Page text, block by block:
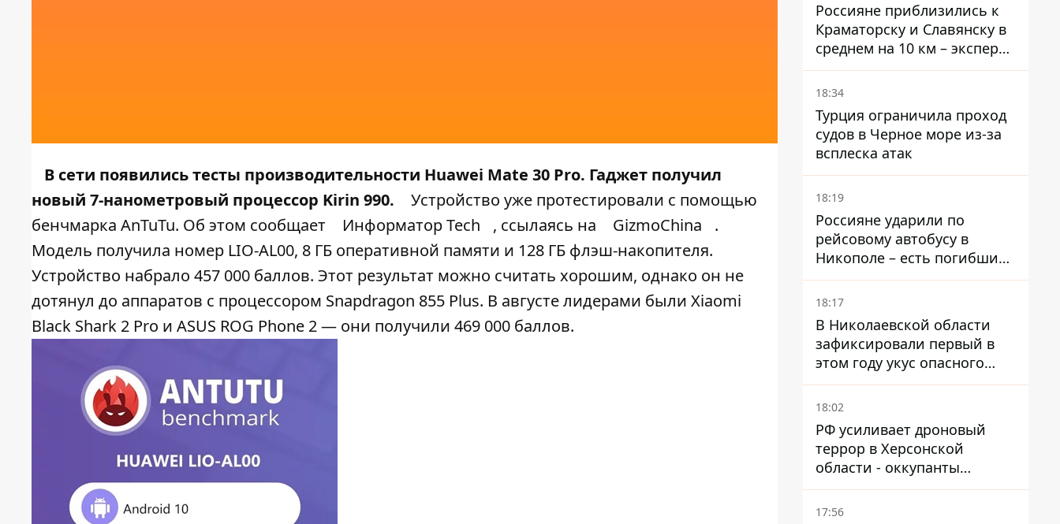
В сети появились тесты производительности Huawei Mate 30 Pro. Гаджет получил
новый 7-нанометровый процессор Kirin 990.
Устройство уже протестировали с помощью
бенчмарка AnTuTu. Об этом сообщает
Информатор Tech , ссылаясь на GizmoChina
.
Модель получила номер LIO-AL00, 8 ГБ оперативной памяти и 128 ГБ флэш-накопителя.
Устройство набрало 457 000 баллов. Этот результат можно считать хорошим, однако он не
дотянул до аппаратов с процессором Snapdragon 855 Plus. В августе лидерами были Xiaomi
Black Shark 2 Pro и ASUS ROG Phone 2 — они получили 469 000 баллов.
Россияне приблизились к
Краматорску и Славянску в
среднем на 10 км – эксперт
предупредил об усилении
наступления
18:34
Турция ограничила проход
судов в Черное море из-за
всплеска атак
18:19
Россияне ударили по
рейсовому автобусу в
Никополе – есть погибший
и раненые
18:17
В Николаевской области
зафиксировали первый в
этом году укус опасного
каракурта
18:02
РФ усиливает дроновый
террор в Херсонской
области - оккупанты
получили приказ свободно
охотиться на автомобили
17:56